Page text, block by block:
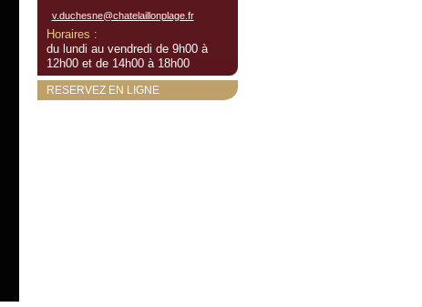
v.duchesne@chatelaillonplage.fr
Horaires :
du lundi au vendredi de 9h00 à
12h00 et de 14h00 à 18h00
RESERVEZ EN LIGNE